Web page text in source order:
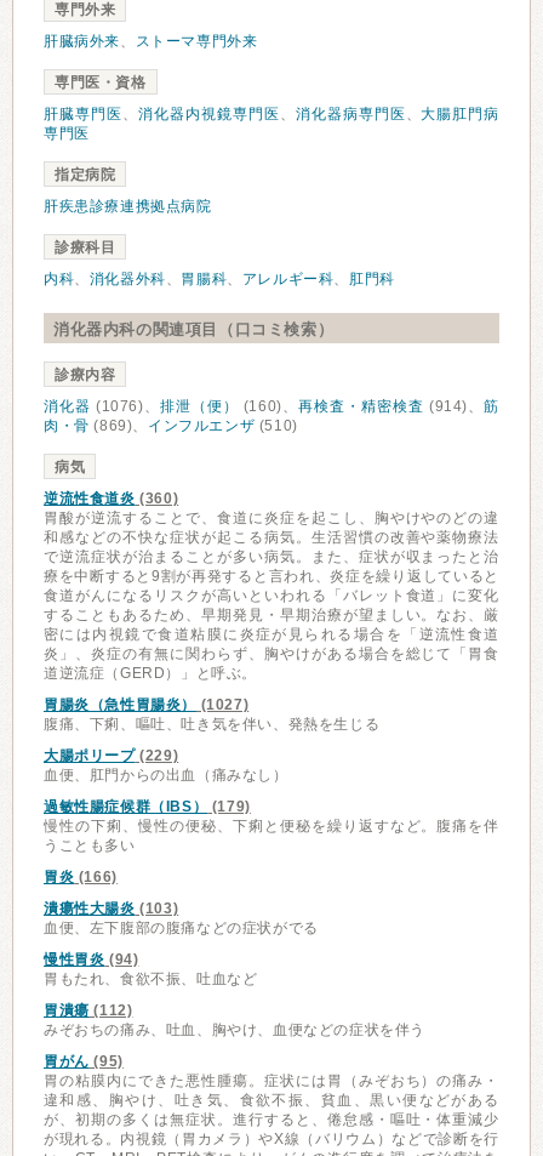
専門外来
肝臓病外来、 ストーマ専門外来
専門医・資格
肝臓専門医 、 消化器内視鏡専門医 、 消化器病専門医 、大腸肛門病
専門医
指定病院
肝疾患診療連携拠点病院
診療科目
内科、 消化器外科、 胃腸科、 アレルギー科、 肛門科
消化器内科の関連項目（口コミ検索）
診療内容
消化器 (1076)、 排泄（便） (160)、再検査・精密検査 (914)、筋
肉・骨 (869)、 インフルエンザ (510)
病気
逆流性食道炎 (360)
胃酸が逆流することで、食道に炎症を起こし、胸やけやのどの違
和感などの不快な症状が起こる病気。生活習慣の改善や薬物療法
で逆流症状が治まることが多い病気。また、症状が収まったと治
療を中断すると9割が再発すると言われ、炎症を繰り返していると
食道がんになるリスクが高いといわれる「バレット食道」に変化
することもあるため、早期発見・早期治療が望ましい。なお、厳
密には内視鏡で食道粘膜に炎症が見られる場合を「逆流性食道
炎」、炎症の有無に関わらず、胸やけがある場合を総じて「胃食
道逆流症（GERD）」と呼ぶ。
胃腸炎（急性胃腸炎）
(1027)
腹痛、下痢、嘔吐、吐き気を伴い、発熱を生じる
大腸ポリープ(229)
血便、肛門からの出血（痛みなし）
過敏性腸症候群（IBS）
(179)
慢性の下痢、慢性の便秘、下痢と便秘を繰り返すなど。腹痛を伴
うことも多い
胃炎 (166)
潰瘍性大腸炎 (103)
血便、左下腹部の腹痛などの症状がでる
慢性胃炎 (94)
胃もたれ、食欲不振、吐血など
胃潰瘍 (112)
みぞおちの痛み、吐血、胸やけ、血便などの症状を伴う
胃がん (95)
胃の粘膜内にできた悪性腫瘍。症状には胃（みぞおち）の痛み・
違和感、胸やけ、吐き気、食欲不振、貧血、黒い便などがある
が、初期の多くは無症状。進行すると、倦怠感・嘔吐・体重減少
が現れる。内視鏡（胃カメラ）やX線（バリウム）などで診断を行